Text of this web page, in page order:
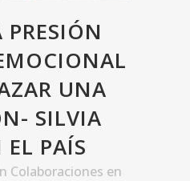
PRESIÓN
UNA
SILVIA
PAÍS
Colaboraciones en